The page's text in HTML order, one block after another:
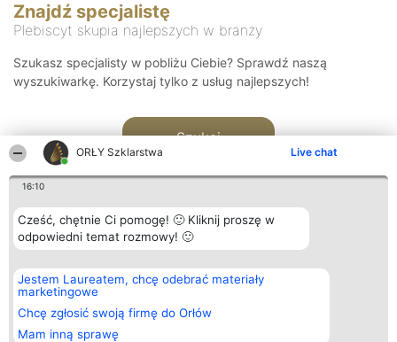
ORŁY Szklarstwa Live chat
16:10
Cześć, chętnie Ci pomogę! 🙂 Kliknij proszę w
odpowiedni temat rozmowy! 🙂
Jestem Laureatem, chcę odebrać materiały
marketingowe
Chcę zgłosić swoją firmę do Orłów
Mam inną sprawę
Znajdź specjalistę
Plebiscyt skupia najlepszych w branży
Szukasz specjalisty w pobliżu Ciebie? Sprawdź naszą
wyszukiwarkę. Korzystaj tylko z usług najlepszych!
Szukaj
Organizator plebiscytu
Bright Side Solutions sp. z o.
o. sp. k.
ul. Ruska 22
Wrocław 50-079
KRS 0000749100 | Regon
Plebiscyt
Laureaci
wszystkich
Laureatów
Kontakt
Kontakt